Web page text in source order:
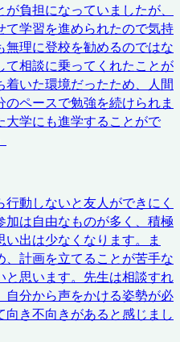
負担になっていましたが、
学習を進められたので気持
理に登校を勧めるのではな
て相談に乗ってくれたことが
いた環境だったため、人間
ペースで勉強を続けられま
大学にも進学することがで
動しないと友人ができにく
は自由なものが多く、積極
出は少なくなります。ま
計画を立てることが苦手な
と思います。先生は相談すれ
分から声をかける姿勢が必
き不向きがあると感じまし